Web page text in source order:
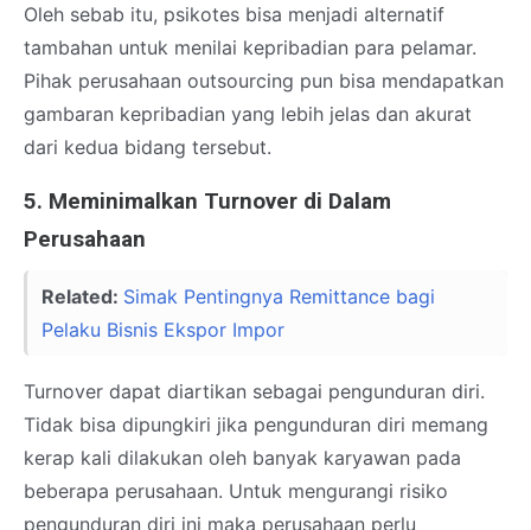
Oleh sebab itu, psikotes bisa menjadi alternatif
tambahan untuk menilai kepribadian para pelamar.
Pihak perusahaan outsourcing pun bisa mendapatkan
gambaran kepribadian yang lebih jelas dan akurat
dari kedua bidang tersebut.
5. Meminimalkan Turnover di Dalam
Perusahaan
Related: Simak Pentingnya Remittance bagi
Pelaku Bisnis Ekspor Impor
Turnover dapat diartikan sebagai pengunduran diri.
Tidak bisa dipungkiri jika pengunduran diri memang
kerap kali dilakukan oleh banyak karyawan pada
beberapa perusahaan. Untuk mengurangi risiko
pengunduran diri ini maka perusahaan perlu